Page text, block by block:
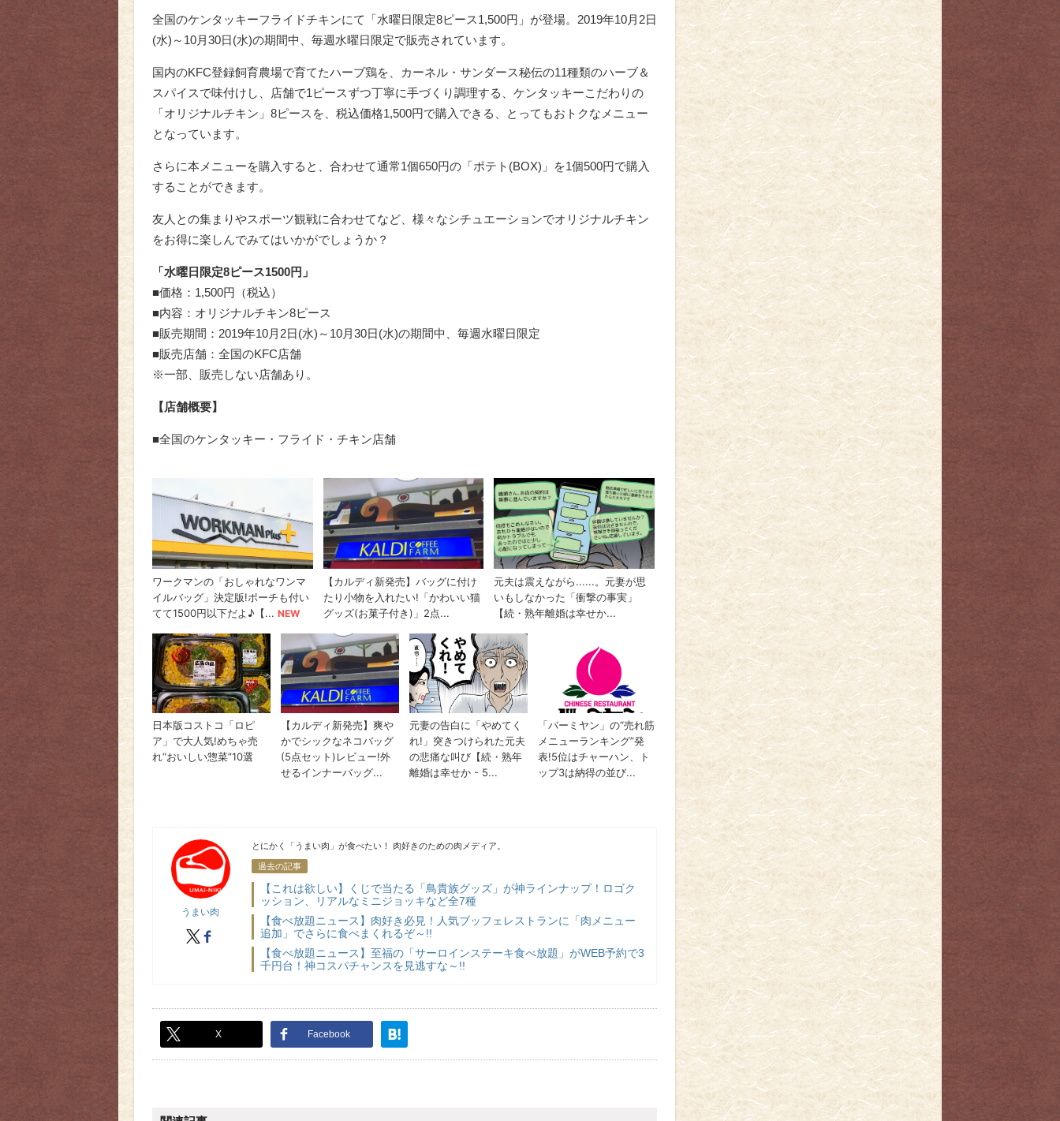
全国のケンタッキーフライドチキンにて「水曜日限定8ピース1,500円」が登場。2019年10月2日
(水)～10月30日(水)の期間中、毎週水曜日限定で販売されています。
国内のKFC登録飼育農場で育てたハーブ鶏を、カーネル・サンダース秘伝の11種類のハーブ＆
スパイスで味付けし、店舗で1ピースずつ丁寧に手づくり調理する、ケンタッキーこだわりの
「オリジナルチキン」8ピースを、税込価格1,500円で購入できる、とってもおトクなメニュー
となっています。
さらに本メニューを購入すると、合わせて通常1個650円の「ポテト(BOX)」を1個500円で購入
することができます。
友人との集まりやスポーツ観戦に合わせてなど、様々なシチュエーションでオリジナルチキン
をお得に楽しんでみてはいかがでしょうか？
「水曜日限定8ピース1500円」
■価格：1,500円（税込）
■内容：オリジナルチキン8ピース
■販売期間：2019年10月2日(水)～10月30日(水)の期間中、毎週水曜日限定
■販売店舗：全国のKFC店舗
※一部、販売しない店舗あり。
【店舗概要】
■全国のケンタッキー・フライド・チキン店舗
うまい肉
うまい肉
X
とにかく「うまい肉」が食べたい！ 肉好きのための肉メディア。
過去の記事
【これは欲しい】くじで当たる「鳥貴族グッズ」が神ラインナップ！ロゴク
ッション、リアルなミニジョッキなど全7種
【食べ放題ニュース】肉好き必見！人気ブッフェレストランに「肉メニュー
追加」でさらに食べまくれるぞ～!!
【食べ放題ニュース】至福の「サーロインステーキ食べ放題」がWEB予約で3
千円台！神コスパチャンスを見逃すな～!!
X Facebook